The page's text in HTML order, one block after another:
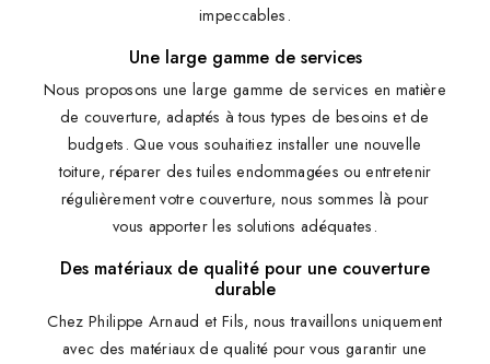
impeccables.
Une large gamme de services
Nous proposons une large gamme de services en matière
de couverture, adaptés à tous types de besoins et de
budgets. Que vous souhaitiez installer une nouvelle
toiture, réparer des tuiles endommagées ou entretenir
régulièrement votre couverture, nous sommes là pour
vous apporter les solutions adéquates.
Des matériaux de qualité pour une couverture
durable
Chez Philippe Arnaud et Fils, nous travaillons uniquement
avec des matériaux de qualité pour vous garantir une